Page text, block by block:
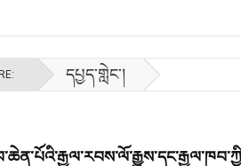
དཔྱད་གླེང༌།